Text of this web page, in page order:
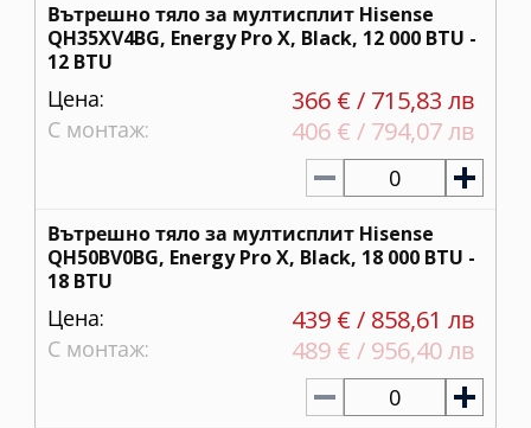
Вътрешно тяло за мултисплит Hisense
QH35XV4BG, Energy Pro X, Black, 12 000 BTU -
12 BTU
Цена: 366 € / 715,83 лв
С монтаж: 406 € / 794,07 лв
0
Вътрешно тяло за мултисплит Hisense
QH50BV0BG, Energy Pro X, Black, 18 000 BTU -
18 BTU
Цена: 439 € / 858,61 лв
С монтаж: 489 € / 956,40 лв
0